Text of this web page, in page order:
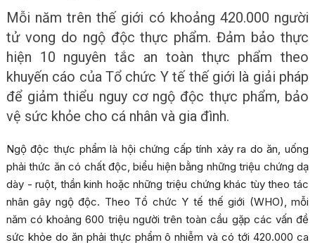
Mỗi năm trên thế giới có khoảng 420.000 người
tử vong do ngộ độc thực phẩm. Đảm bảo thực
hiện 10 nguyên tắc an toàn thực phẩm theo
khuyến cáo của Tổ chức Y tế thế giới là giải pháp
để giảm thiểu nguy cơ ngộ độc thực phẩm, bảo
vệ sức khỏe cho cá nhân và gia đình.
Ngộ độc thực phẩm là hội chứng cấp tính xảy ra do ăn, uống
phải thức ăn có chất độc, biểu hiện bằng những triệu chứng dạ
dày - ruột, thần kinh hoặc những triệu chứng khác tùy theo tác
nhân gây ngộ độc. Theo Tổ chức Y tế thế giới (WHO), mỗi
năm có khoảng 600 triệu người trên toàn cầu gặp các vấn đề
sức khỏe do ăn phải thực phẩm ô nhiễm và có tới 420.000 ca